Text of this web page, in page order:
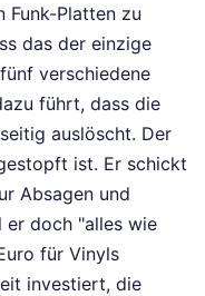
Funk-Platten zu
das der einzige
verschiedene
führt, dass die
auslöscht. Der
ist. Er schickt
Absagen und
er doch "alles wie
für Vinyls
investiert, die